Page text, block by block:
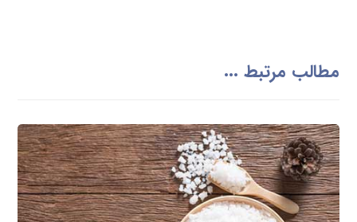
مطالب مرتبط ...